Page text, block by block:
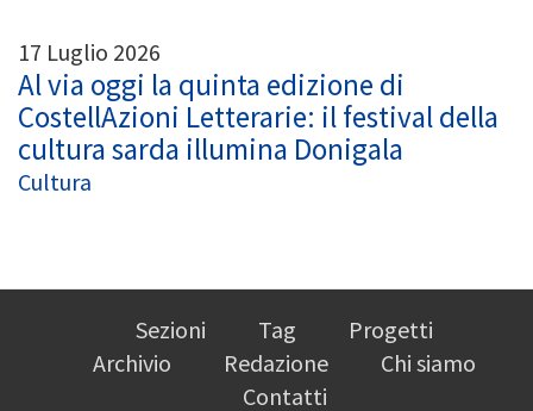
17 Luglio 2026
Al via oggi la quinta edizione di
CostellAzioni Letterarie: il festival della
cultura sarda illumina Donigala
Cultura
Sezioni Tag
Progetti
Archivio
Redazione
Chi siamo
Contatti